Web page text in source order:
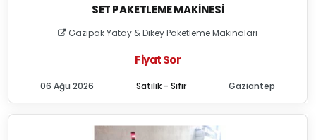
SET PAKETLEME MAKINESI
Gazipak Yatay & Dikey Paketleme Makinaları
Fiyat Sor
Satılık - Sıfır
06 Ağu 2026 Gaziantep